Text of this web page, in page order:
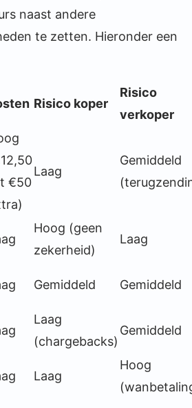
naast andere
te zetten. Hieronder een
Risico koper
Risico
verkoper
€50
Laag
Gemiddeld
Hoog (geen
zekerheid)
Laag
Gemiddeld Gemiddeld
Laag
(chargebacks)
Gemiddeld
Laag
Hoog